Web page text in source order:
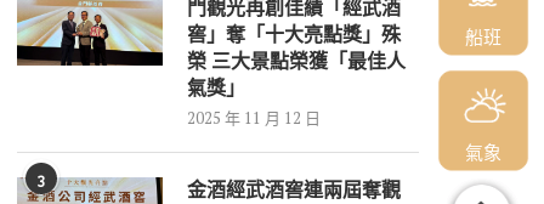
門觀光再創佳績「經武酒
窖」奪「十大亮點獎」殊
榮 三大景點榮獲「最佳人
氣獎」
2025 年 11 月 12 日
3
金酒經武酒窖連兩屆奪觀
船班
氣象